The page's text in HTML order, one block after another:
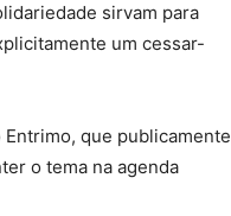
sirvam para
um cessar-
que publicamente
o tema na agenda